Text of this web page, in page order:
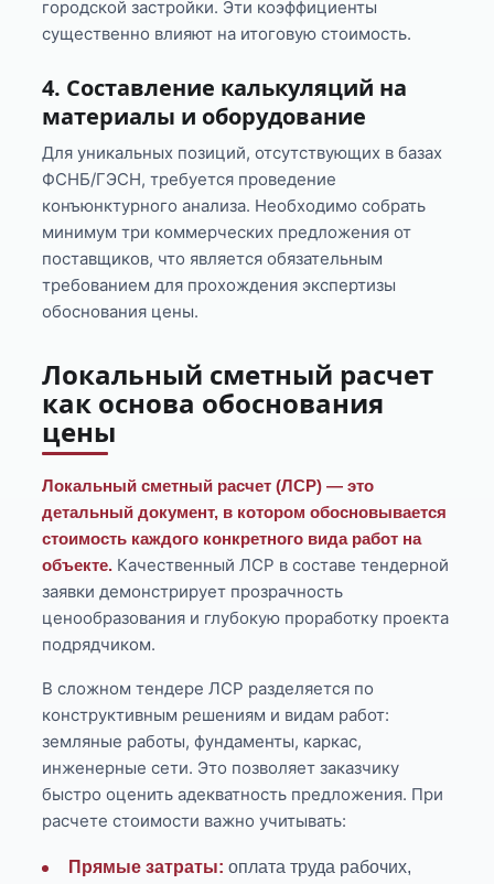
городской застройки. Эти коэффициенты
существенно влияют на итоговую стоимость.
4. Составление калькуляций на
материалы и оборудование
Для уникальных позиций, отсутствующих в базах
ФСНБ/ГЭСН, требуется проведение
конъюнктурного анализа. Необходимо собрать
минимум три коммерческих предложения от
поставщиков, что является обязательным
требованием для прохождения экспертизы
обоснования цены.
Локальный сметный расчет
как основа обоснования
цены
Локальный сметный расчет (ЛСР) — это
детальный документ, в котором обосновывается
стоимость каждого конкретного вида работ на
объекте. Качественный ЛСР в составе тендерной
заявки демонстрирует прозрачность
ценообразования и глубокую проработку проекта
подрядчиком.
В сложном тендере ЛСР разделяется по
конструктивным решениям и видам работ:
земляные работы, фундаменты, каркас,
инженерные сети. Это позволяет заказчику
быстро оценить адекватность предложения. При
расчете стоимости важно учитывать:
Прямые затраты: оплата труда рабочих,